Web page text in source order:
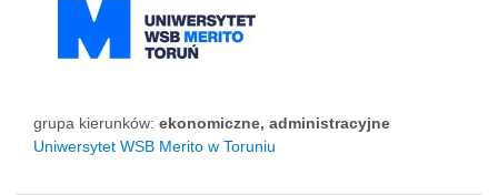
grupa kierunków: ekonomiczne, administracyjne
Uniwersytet WSB Merito w Toruniu